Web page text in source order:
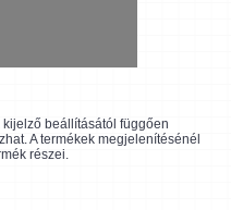
kijelző beállításától függően
A termékek megjelenítésénél
részei.